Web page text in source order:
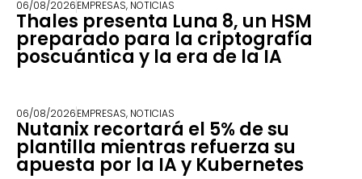
06/08/2026EMPRESAS, NOTICIAS
Thales presenta Luna 8, un HSM
preparado para la criptografía
poscuántica y la era de la IA
06/08/2026EMPRESAS, NOTICIAS
Nutanix recortará el 5% de su
plantilla mientras refuerza su
apuesta por la IA y Kubernetes